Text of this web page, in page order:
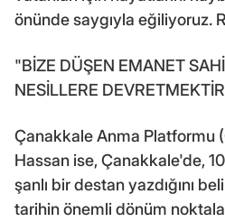
önünde saygıyla eğiliyoruz.
"BİZE DÜŞEN EMANET
NESİLLERE
Çanakkale Anma Platformu
Hassan ise, Çanakkale'de,
şanlı bir destan yazdığını
tarihin önemli dönüm